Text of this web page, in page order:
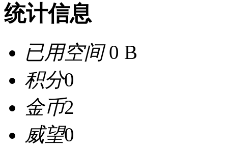
统计信息
已用空间0 B
积分0
金币2
威望0